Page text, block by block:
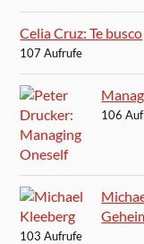
Celia Cruz: Te busco
107 Aufrufe
106
103 Aufrufe